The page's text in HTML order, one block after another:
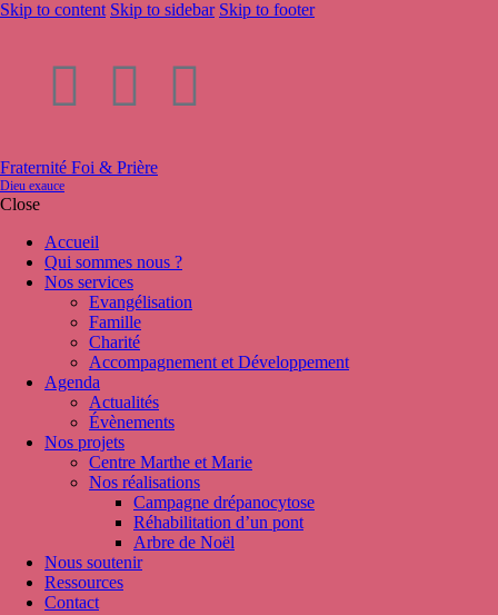
Skip to content Skip to sidebar Skip to footer
Fraternité Foi & Prière
Dieu exauce
Close
Accueil
Qui sommes nous ?
Nos services
Evangélisation
Famille
Charité
Accompagnement et Développement
Agenda
Actualités
Évènements
Nos projets
Centre Marthe et Marie
Nos réalisations
Campagne drépanocytose
Réhabilitation d’un pont
Arbre de Noël
Nous soutenir
Ressources
Contact